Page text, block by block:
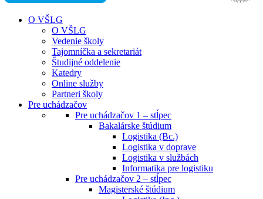
O VŠLG
O VŠLG
Vedenie školy
Tajomníčka a sekretariát
Študijné oddelenie
Katedry
Online služby
Partneri školy
Pre uchádzačov
Pre uchádzačov 1 – stĺpec
Bakalárske štúdium
Logistika (Bc.)
Logistika v doprave
Logistika v službách
Informatika pre logistiku
Pre uchádzačov 2 – stĺpec
Magisterské štúdium